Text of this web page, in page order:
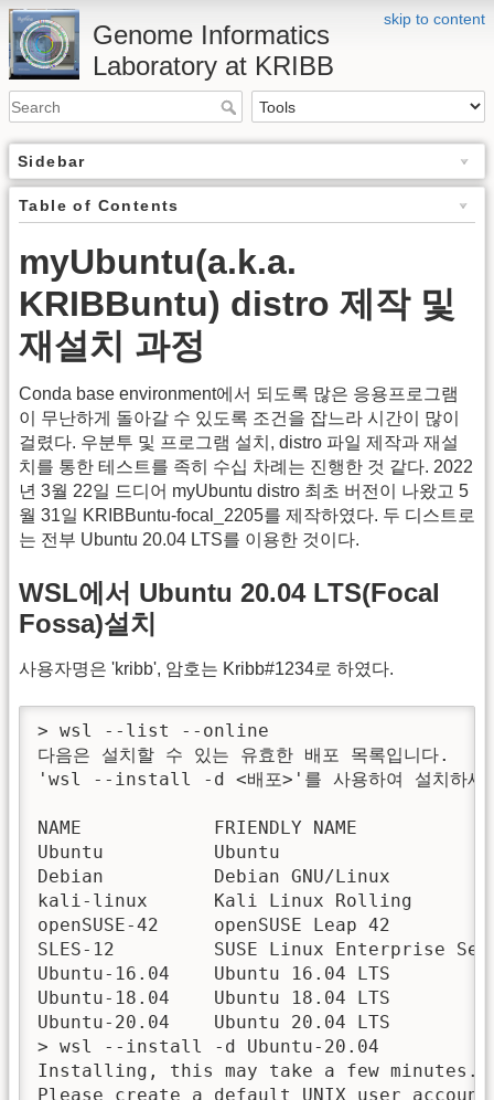
skip to content
Genome Informatics
Laboratory at KRIBB
Sidebar
Table of Contents
myUbuntu(a.k.a.
KRIBBuntu) distro 제작 및
재설치 과정
Conda base environment에서 되도록 많은 응용프로그램
이 무난하게 돌아갈 수 있도록 조건을 잡느라 시간이 많이
걸렸다. 우분투 및 프로그램 설치, distro 파일 제작과 재설
치를 통한 테스트를 족히 수십 차례는 진행한 것 같다. 2022
년 3월 22일 드디어 myUbuntu distro 최초 버전이 나왔고 5
월 31일 KRIBBuntu-focal_2205를 제작하였다. 두 디스트로
는 전부 Ubuntu 20.04 LTS를 이용한 것이다.
WSL에서 Ubuntu 20.04 LTS(Focal
Fossa)설치
사용자명은 'kribb', 암호는 Kribb#1234로 하였다.
> wsl --list --online
다음은 설치할 수 있는 유효한 배포 목록입니다.
'wsl --install -d <배포>'를 사용하여 설치하세
NAME            FRIENDLY NAME
Ubuntu          Ubuntu
Debian          Debian GNU/Linux
kali-linux      Kali Linux Rolling
openSUSE-42     openSUSE Leap 42
SLES-12         SUSE Linux Enterprise
Ubuntu-16.04    Ubuntu 16.04 LTS
Ubuntu-18.04    Ubuntu 18.04 LTS
Ubuntu-20.04    Ubuntu 20.04 LTS
> wsl --install -d Ubuntu-20.04
Installing, this may take a few
Please create a default UNIX user